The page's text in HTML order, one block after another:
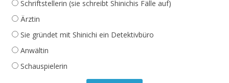
Schriftstellerin (sie schreibt Shinichis Fälle auf)
Ärztin
Sie gründet mit Shinichi ein Detektivbüro
Anwältin
Schauspielerin